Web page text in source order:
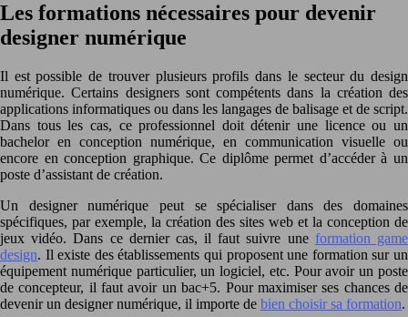
Les formations nécessaires pour devenir
designer numérique
Il est possible de trouver plusieurs profils dans le secteur du design
numérique. Certains designers sont compétents dans la création des
applications informatiques ou dans les langages de balisage et de script.
Dans tous les cas, ce professionnel doit détenir une licence ou un
bachelor en conception numérique, en communication visuelle ou
encore en conception graphique. Ce diplôme permet d’accéder à un
poste d’assistant de création.
Un designer numérique peut se spécialiser dans des domaines
spécifiques, par exemple, la création des sites web et la conception de
jeux vidéo. Dans ce dernier cas, il faut suivre une formation game
design. Il existe des établissements qui proposent une formation sur un
équipement numérique particulier, un logiciel, etc. Pour avoir un poste
de concepteur, il faut avoir un bac+5. Pour maximiser ses chances de
devenir un designer numérique, il importe de bien choisir sa formation.